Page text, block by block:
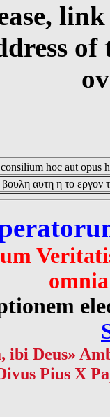
hoc aut opus
αυτη η το εργον
ibi Deus»
Pius X